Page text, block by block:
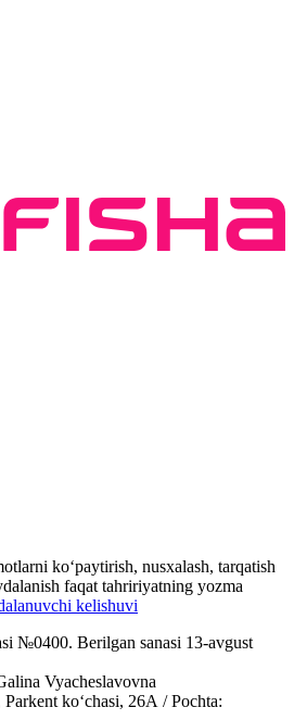
ko‘paytirish, nusxalash, tarqatish
faqat tahririyatning yozma
kelishuvi
№0400. Berilgan sanasi 13-avgust
Vyacheslavovna
ko‘chasi, 26А / Pochta: